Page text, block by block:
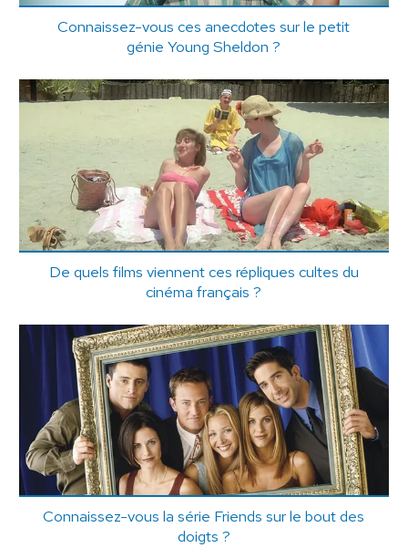
Connaissez-vous ces anecdotes sur le petit
génie Young Sheldon ?
De quels films viennent ces répliques cultes du
cinéma français ?
Connaissez-vous la série Friends sur le bout des
doigts ?